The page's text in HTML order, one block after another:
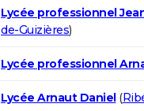
Lycée professionnel
de-Guizières)
Lycée professionnel
Lycée Arnaut Daniel(